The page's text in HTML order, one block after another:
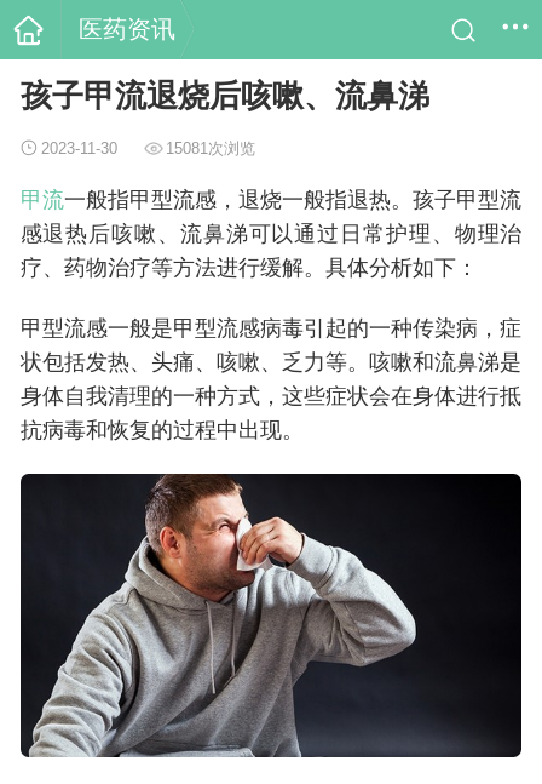
医药资讯
孩子甲流退烧后咳嗽、流鼻涕
2023-11-30 15081次浏览
甲流一般指甲型流感，退烧一般指退热。孩子甲型流
感退热后咳嗽、流鼻涕可以通过日常护理、物理治
疗、药物治疗等方法进行缓解。具体分析如下：
甲型流感一般是甲型流感病毒引起的一种传染病，症
状包括发热、头痛、咳嗽、乏力等。咳嗽和流鼻涕是
身体自我清理的一种方式，这些症状会在身体进行抵
抗病毒和恢复的过程中出现。